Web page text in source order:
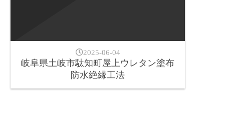
2025-06-04
岐阜県土岐市駄知町屋上ウレタン塗布
防水絶縁工法